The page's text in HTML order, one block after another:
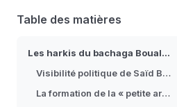
Table des matières
Les harkis du bachaga Boualam
Visibilité politique de Saïd Boualam
La formation de la « petite armée » des Béni-Boudouane